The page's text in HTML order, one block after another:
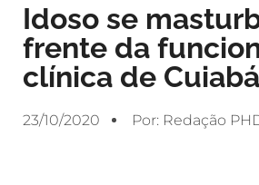
Idoso se
frente da
clínica de Cuiabá
23/10/2020 Por: Redação